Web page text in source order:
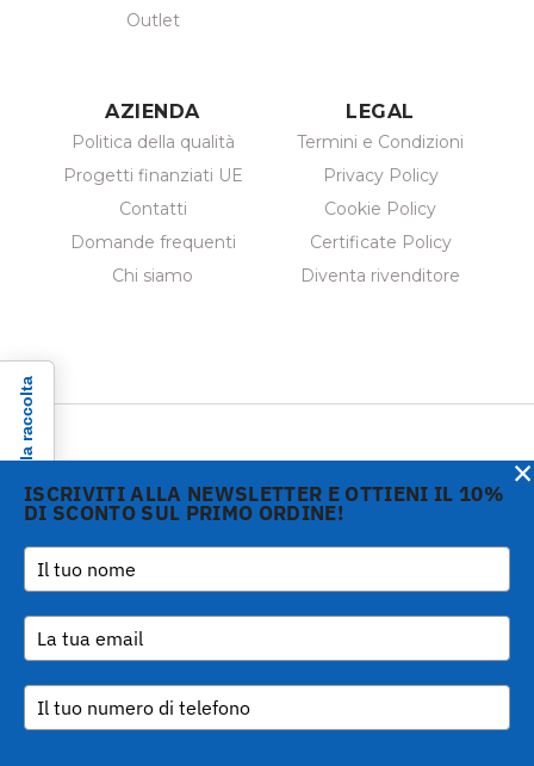
Outlet
AZIENDA
Politica della qualità
Progetti finanziati UE
Contatti
Domande frequenti
Chi siamo
LEGAL
Termini e Condizioni
Privacy Policy
Cookie Policy
Certificate Policy
Diventa rivenditore
Copyright © 2026 Gi.Metal
srl - VAT no. 01888690979
Via Croce Rossa 1/C - 51037
Montale PT
Telefono :+39 0573
1943680-
UI v. 0.0.240 prod
(gde890d5 15/07/26tag
Informativa sulla raccoltaISCRIVITI ALLA NEWSLETTER E OTTIENI IL 10%
DI SCONTO SUL PRIMO ORDINE!
×